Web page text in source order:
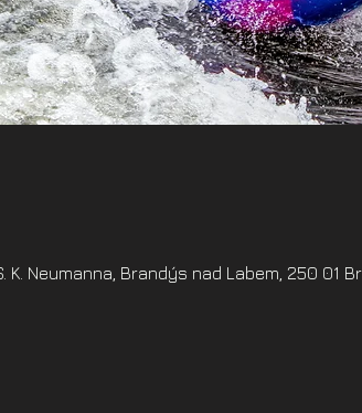
Neumanna, Brandýs nad Labem, 250 01